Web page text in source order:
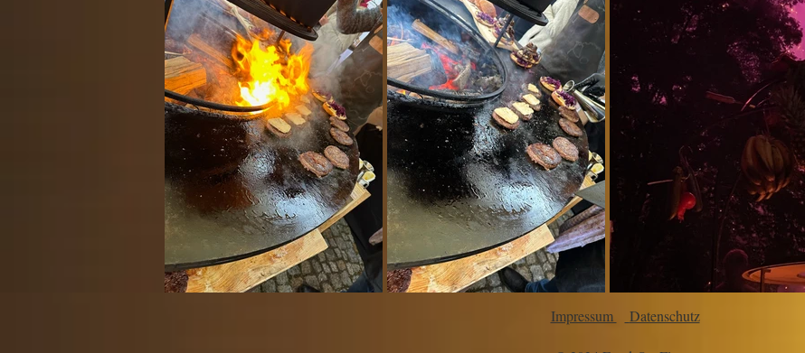
Impressum Datenschutz